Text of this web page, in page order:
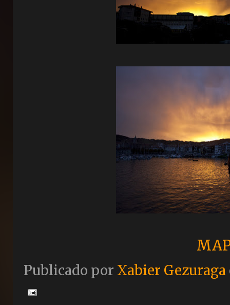
Publicado por Xabier Gezuraga